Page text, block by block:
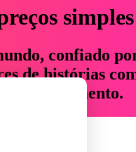
simples
confiado
de histórias
e orçamento.